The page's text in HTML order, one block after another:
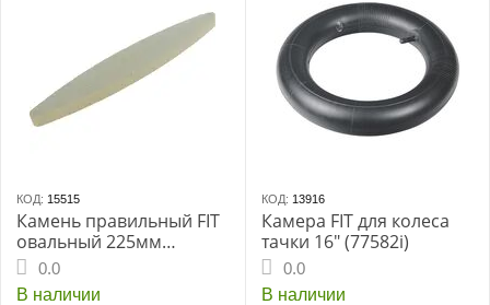
КОД: 15515
Камень правильный FIT
овальный 225мм
(38325i)
0.0
В наличии
КОД: 13916
Камера FIT для колеса
тачки 16" (77582i)
0.0
В наличии